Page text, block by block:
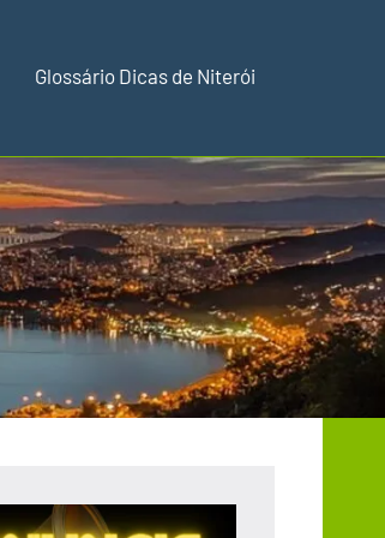
Glossário Dicas de Niterói